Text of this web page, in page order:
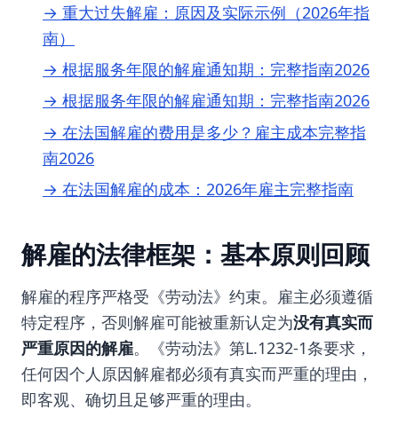
→ 重大过失解雇：原因及实际示例（2026年指
南）
→ 根据服务年限的解雇通知期：完整指南2026
→ 根据服务年限的解雇通知期：完整指南2026
→ 在法国解雇的费用是多少？雇主成本完整指
南2026
→ 在法国解雇的成本：2026年雇主完整指南
解雇的法律框架：基本原则回顾
解雇的程序严格受《劳动法》约束。雇主必须遵循
特定程序，否则解雇可能被重新认定为没有真实而
严重原因的解雇。《劳动法》第L.1232-1条要求，
任何因个人原因解雇都必须有真实而严重的理由，
即客观、确切且足够严重的理由。